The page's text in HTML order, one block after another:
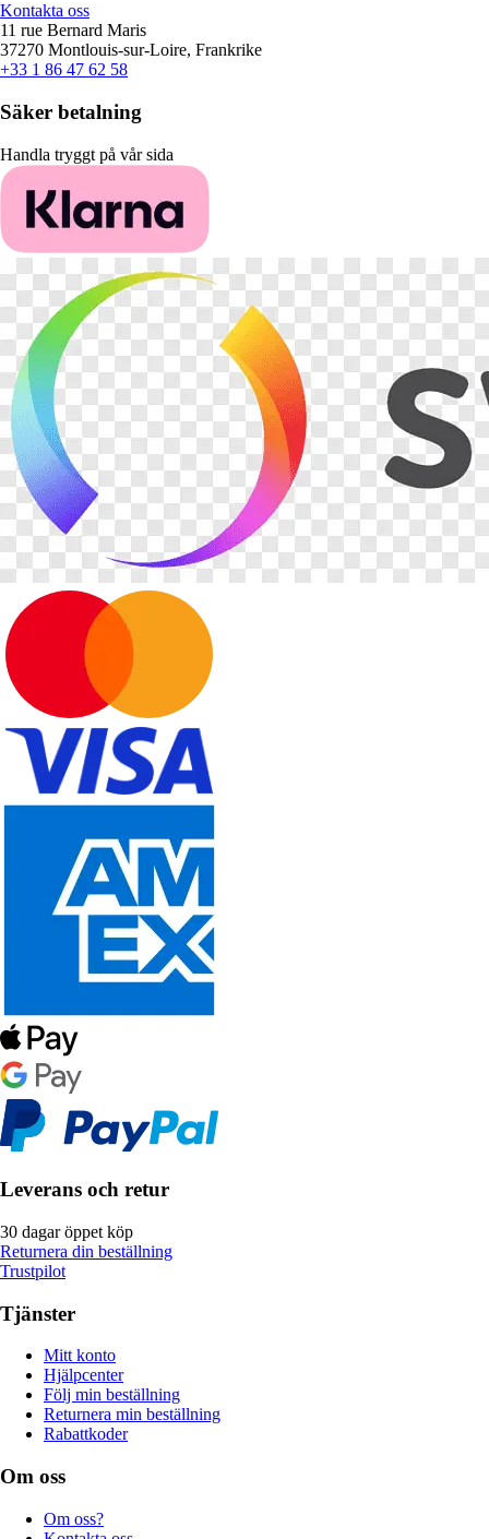
Kontakta oss
11 rue Bernard Maris
37270 Montlouis-sur-Loire, Frankrike
+33 1 86 47 62 58
Säker betalning
Handla tryggt på vår sida
Leverans och retur
30 dagar öppet köp
Returnera din beställning
Trustpilot
Tjänster
Mitt konto
Hjälpcenter
Följ min beställning
Returnera min beställning
Rabattkoder
Om oss
Om oss?